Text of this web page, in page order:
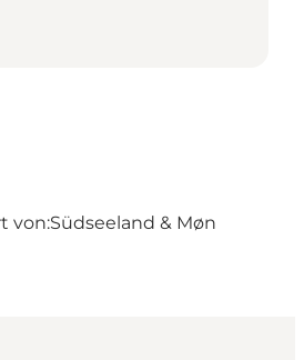
von:Südseeland & Møn